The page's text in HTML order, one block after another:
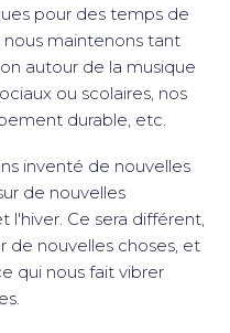
pour des temps de
maintenons tant
autour de la musique
ou scolaires, nos
durable, etc.
inventé de nouvelles
de nouvelles
l'hiver. Ce sera différent,
de nouvelles choses, et
qui nous fait vibrer